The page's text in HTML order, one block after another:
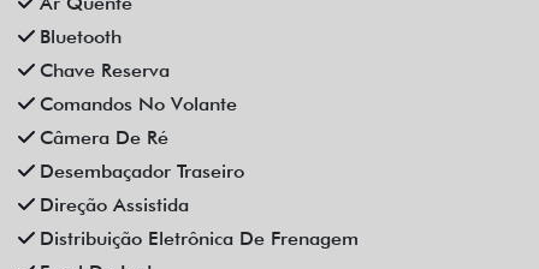
Farol De Neblina
Limpador Traseiro
Para-Choques Na Cor Do Veículo
Rodas De Liga Leve
Som Original
Trava Elétrica
Trio Elétrico
Vidros Elétricos